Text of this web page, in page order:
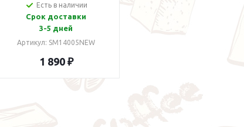
Есть в наличии
Срок доставки
3-5 дней
Артикул: SM14005NEW
1 890 ₽